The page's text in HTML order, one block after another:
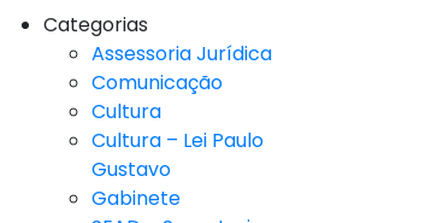
Categorias
Assessoria Jurídica
Comunicação
Cultura
Cultura – Lei Paulo
Gustavo
Gabinete